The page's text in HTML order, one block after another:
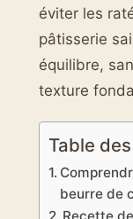
éviter les
pâtisserie
équilibre,
texture
Table
beurre de